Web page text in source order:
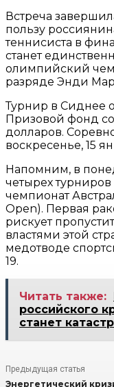
Встреча
пользу
теннисиста в
станет
олимпийский
разряде Энди
Турнир в Сиднее
Призовой фонд
долларов.
воскресенье, 15
Напомним, в
четырех
чемпионат
Open). Первая
рискует
властями этой
медотводе
19.
Читать также:
российского
станет
Предыдущая статья
Энергетический